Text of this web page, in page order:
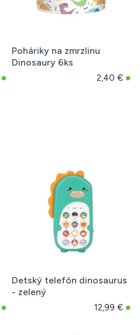
Poháriky na zmrzlinu
Dinosaury 6ks
2,40 €
Detský telefón dinosaurus
- zelený
12,99 €